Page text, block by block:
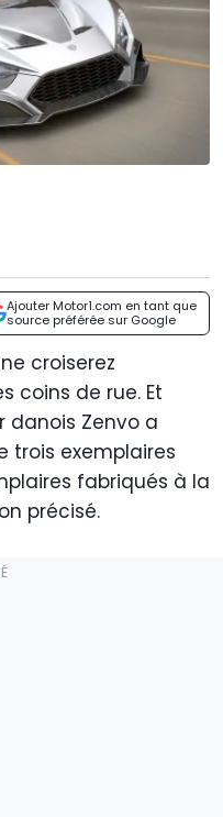
Ajouter Motor1.com en tant que
source préférée sur Google
croiserez
coins de rue. Et
danois Zenvo a
trois exemplaires
fabriqués à la
précisé.